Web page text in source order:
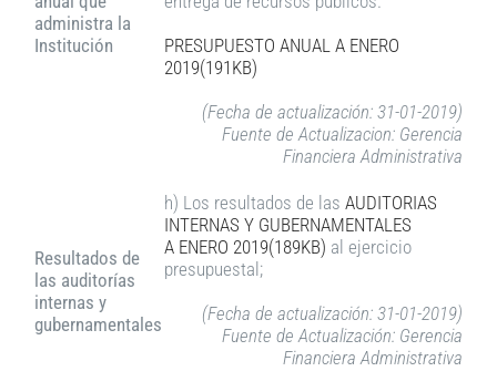
administra la
Institución
PRESUPUESTO ANUAL A ENERO
2019(191KB)
(Fecha de actualización: 31-01-2019)
Fuente de Actualizacion: Gerencia
Financiera Administrativa
Resultados de
las auditorías
internas y
gubernamentales
h) Los resultados de las AUDITORIAS
INTERNAS Y GUBERNAMENTALES
A ENERO 2019(189KB) al ejercicio
presupuestal;
(Fecha de actualización: 31-01-2019)
Fuente de Actualización: Gerencia
Financiera Administrativa